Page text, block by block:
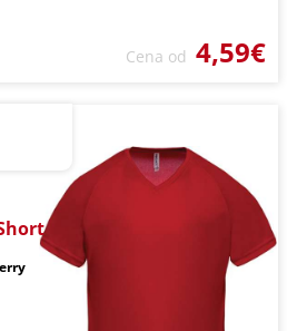
Cena od 4,59€